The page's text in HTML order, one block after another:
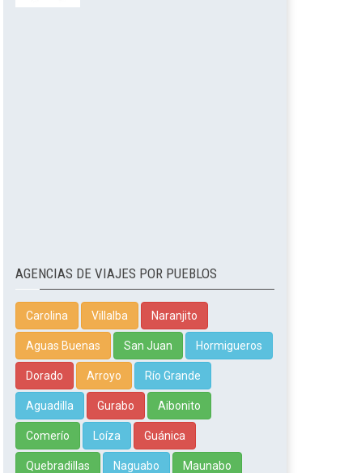
AGENCIAS DE VIAJES POR PUEBLOS
Carolina Villalba Naranjito
Aguas Buenas San Juan Hormigueros
Dorado Arroyo Río Grande
Aguadilla Gurabo Aibonito
Comerío Loíza Guánica
Quebradillas Naguabo Maunabo